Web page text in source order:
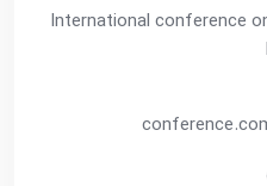
International conference